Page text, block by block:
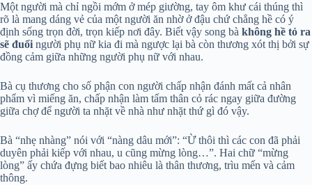
Một người mà chỉ ngồi mớm ở mép giường, tay ôm khư cái thúng thì
rõ là mang dáng vẻ của một người ăn nhờ ở đậu chứ chẳng hề có ý
định sống trọn đời, trọn kiếp nơi đây. Biết vậy song bà không hề tỏ ra
sẽ đuổi người phụ nữ kia đi mà ngược lại bà còn thương xót thị bởi sự
đồng cảm giữa những người phụ nữ với nhau.
Bà cụ thương cho số phận con người chấp nhận đánh mất cả nhân
phẩm vì miếng ăn, chấp nhận làm tấm thân cỏ rác ngay giữa đường
giữa chợ để người ta nhặt về nhà như nhặt thứ gì đó vậy.
Bà “nhẹ nhàng” nói với “nàng dâu mới”: “Ừ thôi thì các con đã phải
duyên phải kiếp với nhau, u cũng mừng lòng…”. Hai chữ “mừng
lòng” ấy chứa đựng biết bao nhiêu là thân thương, trìu mến và cảm
thông.